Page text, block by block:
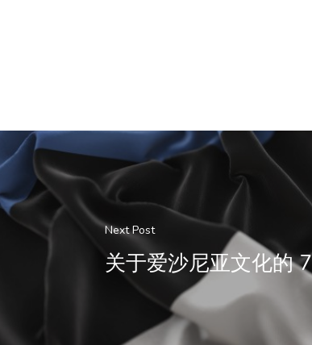
Next Post
关于爱沙尼亚文化的